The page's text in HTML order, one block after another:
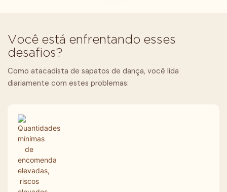
Você está enfrentando esses
desafios?
Como atacadista de sapatos de dança, você lida
diariamente com estes problemas: